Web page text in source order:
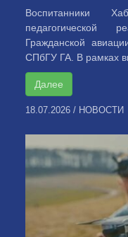
Воспитанники
педагогической
Гражданской
СПбГУ ГА. В рамках
Далее
18.07.2026 / НОВОСТИ